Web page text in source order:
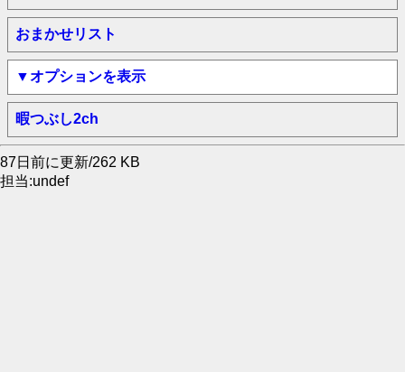
おまかせリスト
▼オプションを表示
暇つぶし2ch
87日前に更新/262 KB
担当:undef